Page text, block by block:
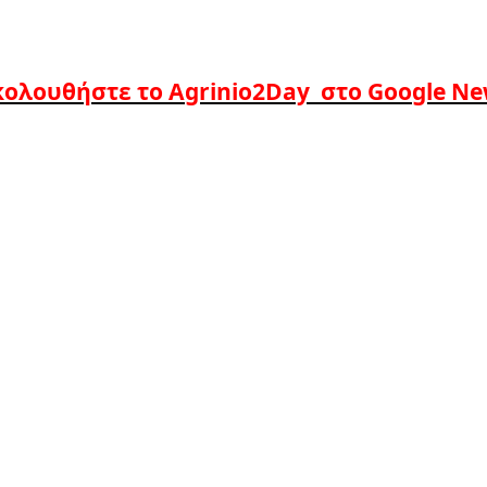
το Agrinio2Day στο Google